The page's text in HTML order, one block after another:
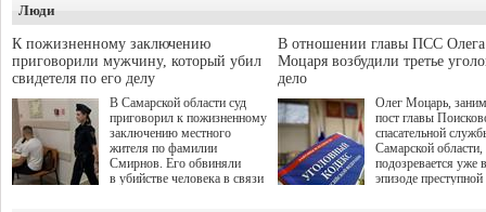
Живайкина, направленные
на трудоустройство и более
спокойную адаптацию к
мирной жизни.
игре "Мир танков"
выступили
партия "Единая
игровая студия
Люди
К пожизненному заключению
приговорили мужчину, который убил
свидетеля по его делу
В Самарской области суд
приговорил к пожизненному
заключению местного
жителя по фамилии
Смирнов. Его обвиняли
в убийстве человека в связи
В отношении главы ПСС Олега
Моцаря возбудили третье
дело
Олег Моцарь,
пост главы
спасательной
Самарской области,
подозревается уже
эпизоде преступной